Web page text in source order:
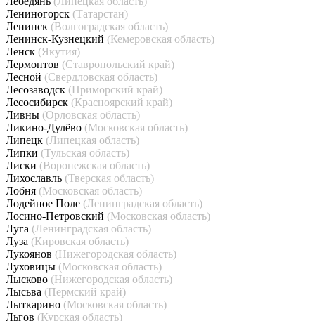
Лениногорск (Татарстан)
Ленинск (Волгоградская область)
Ленинск-Кузнецкий (Кемеровская область)
Ленск (Якутия)
Лермонтов (Ставропольский край)
Лесной (Свердловская область)
Лесозаводск (Приморский край)
Лесосибирск (Красноярский край)
Ливны (Орловская область)
Ликино-Дулёво (Московская область)
Липецк (Липецкая область)
Липки (Тульская область)
Лиски (Воронежская область)
Лихославль (Тверская область)
Лобня (Московская область)
Лодейное Поле (Ленинградская область)
Лосино-Петровский (Московская область)
Луга (Ленинградская область)
Луза (Кировская область)
Лукоянов (Нижегородская область)
Луховицы (Московская область)
Лысково (Нижегородская область)
Лысьва (Пермский край)
Лыткарино (Московская область)
Льгов (Курская область)